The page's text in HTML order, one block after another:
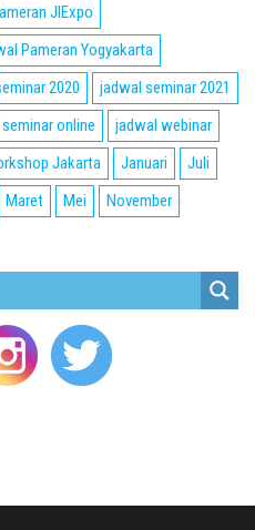
JIExpo
Pameran Yogyakarta
2020
jadwal seminar 2021
online
jadwal webinar
Jakarta Januari
Juli
Maret Mei
November